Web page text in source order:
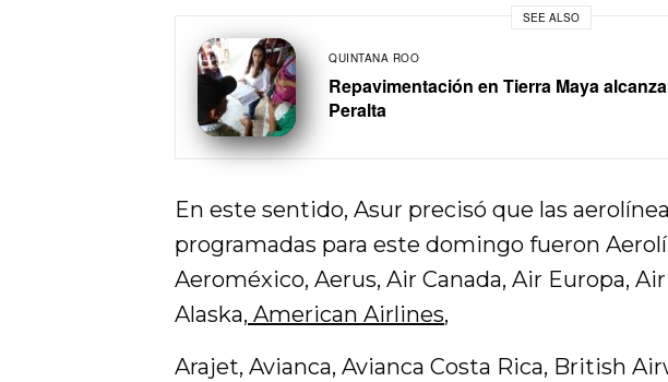
SEE ALSO
QUINTANA ROO
Repavimentación en Tierra Maya
Peralta
En este sentido, Asur precisó que las
programadas para este domingo fueron
Aeroméxico, Aerus, Air Canada, Air Europa,
Alaska, American Airlines,
Arajet, Avianca, Avianca Costa Rica, British